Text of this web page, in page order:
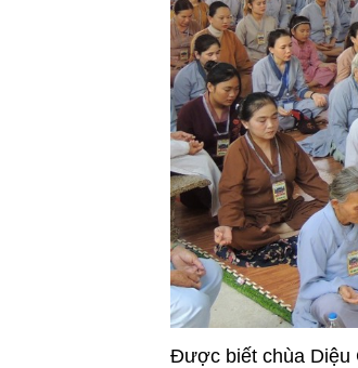
Được biết chùa Diệu